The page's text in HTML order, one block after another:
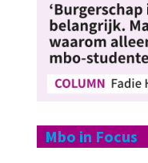
Mbo in Focus